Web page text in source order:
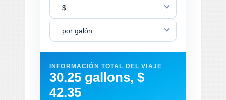
$
por galón
INFORMACIÓN TOTAL DEL VIAJE
30.25 gallons, $
42.35